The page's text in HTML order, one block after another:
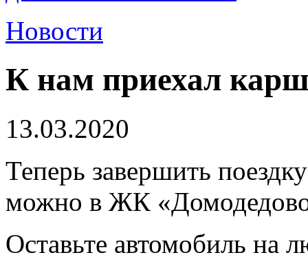
Новости
К нам приехал
13.03.2020
Теперь завершить
можно в ЖК
Оставьте автомобиль на